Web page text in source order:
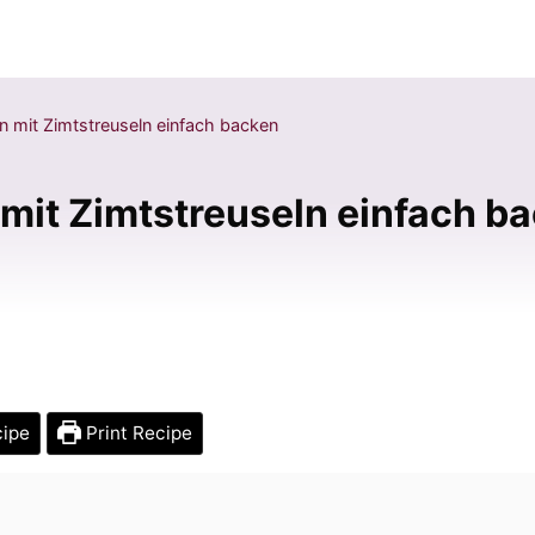
mit Zimtstreuseln einfach backen
Zimtstreuseln einfach
Print Recipe